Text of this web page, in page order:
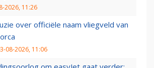
2026, 11:26
over officiële naam vliegveld van
08-2026, 11:06